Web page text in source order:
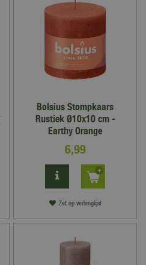
Bolsius Stompkaars
Rustiek Ø10x10 cm -
Earthy Orange
6,99
Zet op verlanglijst